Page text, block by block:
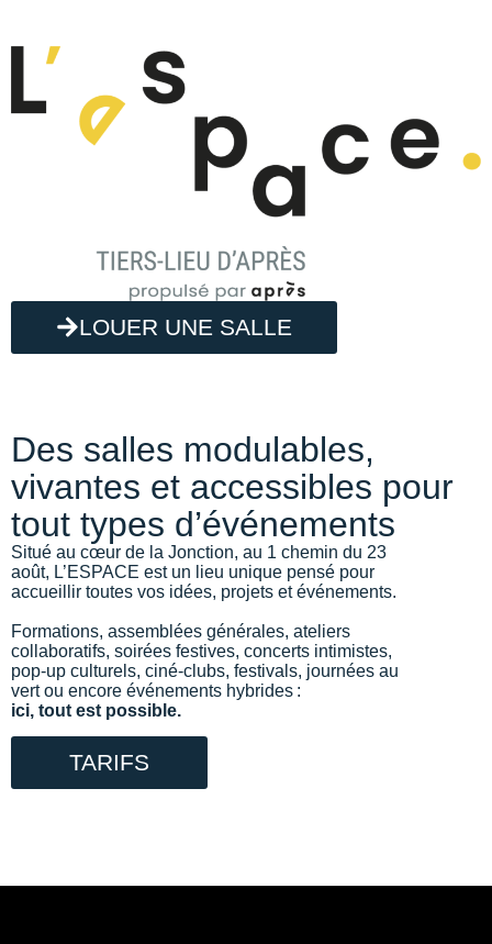
LOUER UNE SALLE
Des salles modulables,
vivantes et accessibles pour
tout types d’événements
Situé au cœur de la Jonction, au 1 chemin du 23
août, L’ESPACE est un lieu unique pensé pour
accueillir toutes vos idées, projets et événements.
Formations, assemblées générales, ateliers
collaboratifs, soirées festives, concerts intimistes,
pop-up culturels, ciné-clubs, festivals, journées au
vert ou encore événements hybrides :
ici, tout est possible.
TARIFS